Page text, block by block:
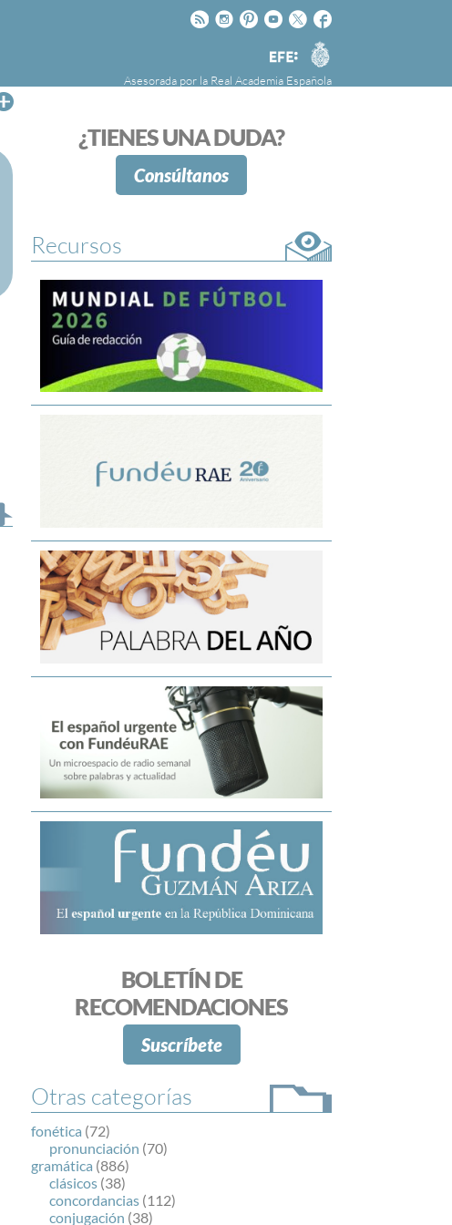
Facebook
Twitter
Youtube
Pinteres
Instagram
Rss
Agencia
EFE
Asesorada por la Real Academia Española
FundéuRAE es una fundación patrocinada por
la Agencia Efe y la Real Academia Española,
cuyo objetivo es colaborar con el buen uso del
¿TIENES UNA DUDA?
Consúltanos
Recursos
BOLETÍN DE
RECOMENDACIONES
Suscríbete
Otras categorías
fonética (72)
pronunciación (70)
gramática (886)
clásicos (38)
concordancias (112)
conjugación (38)